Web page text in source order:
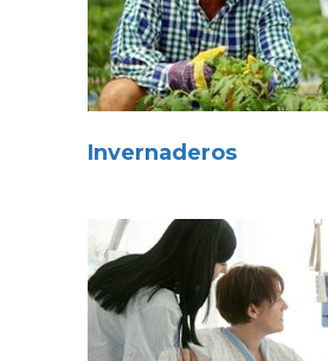
Invernaderos